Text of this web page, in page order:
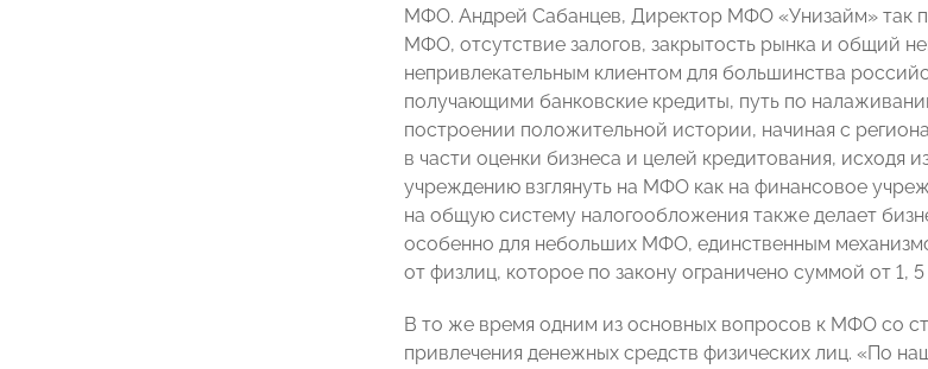
МФО. Андрей Сабанцев, Директор МФО «Унизайм» так
МФО, отсутствие залогов, закрытость рынка и общий
непривлекательным клиентом для большинства
получающими банковские кредиты, путь по
построении положительной истории, начиная с
в части оценки бизнеса и целей кредитования,
учреждению взглянуть на МФО как на финансовое
на общую систему налогообложения также делает
особенно для небольших МФО, единственным
от физлиц, которое по закону ограничено суммой от 1,
В то же время одним из основных вопросов к МФО со
привлечения денежных средств физических лиц. «По